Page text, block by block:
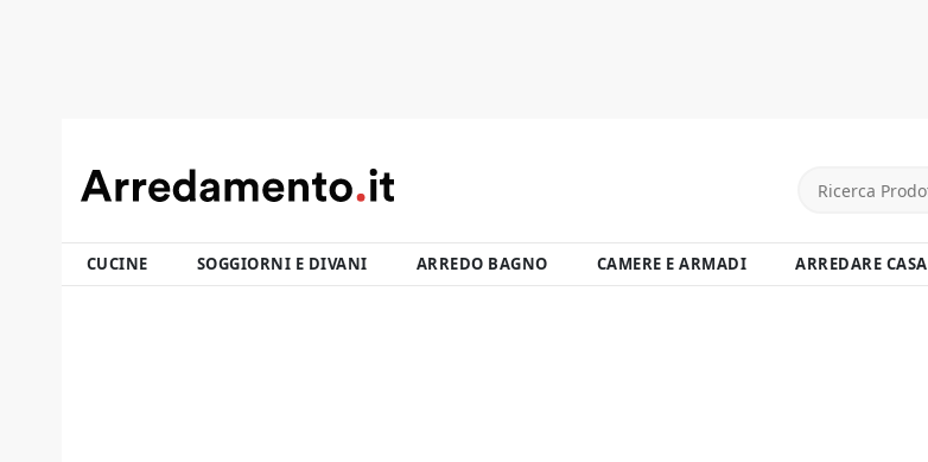
CUCINE SOGGIORNI E DIVANI ARREDO BAGNO CAMERE E ARMADI ARREDARE CASA